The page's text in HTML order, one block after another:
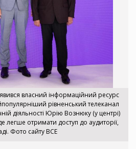
власний інформаційний ресурс
рівненський телеканал
діяльності Юрію Вознюку (у центрі)
легше отримати доступ до аудиторії,
Фото сайту ВСЕ